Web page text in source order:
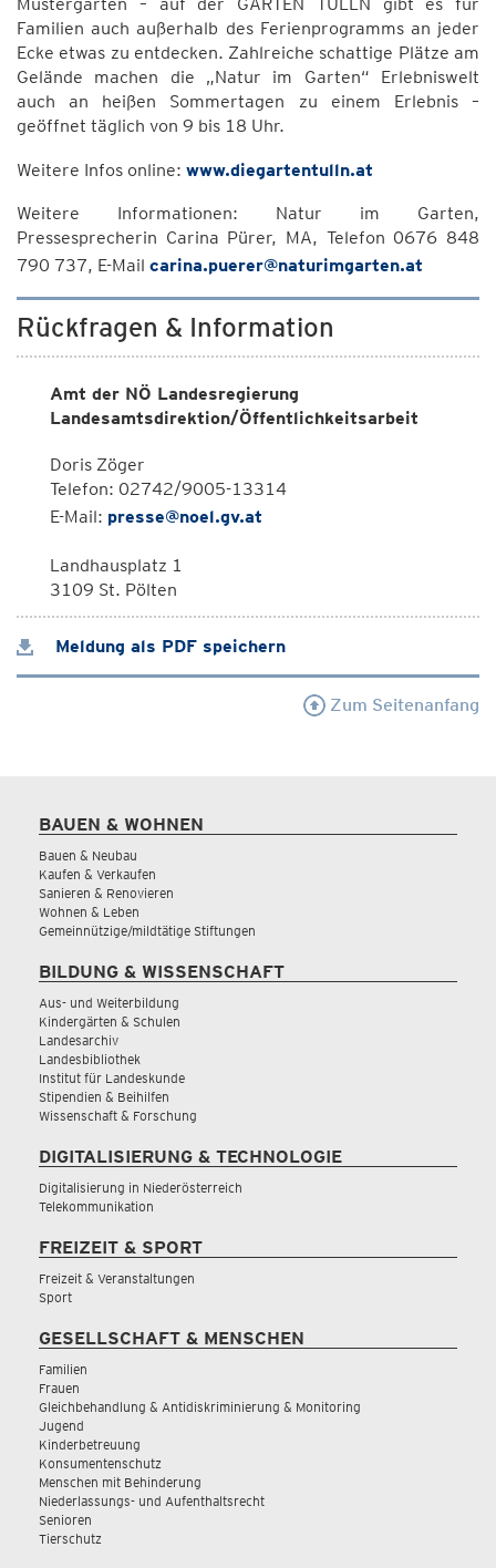
Familien auch außerhalb des Ferienprogramms an jeder
Ecke etwas zu entdecken. Zahlreiche schattige Plätze am
Gelände machen die „Natur im Garten“ Erlebniswelt
auch an heißen Sommertagen zu einem Erlebnis –
geöffnet täglich von 9 bis 18 Uhr.
Weitere Infos online: www.diegartentulln.at
Weitere Informationen: Natur im Garten,
Pressesprecherin Carina Pürer, MA, Telefon 0676 848
790 737, E-Mail carina.puerer@naturimgarten.at
Rückfragen & Information
Amt der NÖ Landesregierung
Landesamtsdirektion/Öffentlichkeitsarbeit
Doris Zöger
Telefon: 02742/9005-13314
E-Mail: presse@noel.gv.at
Landhausplatz 1
3109 St. Pölten
Meldung als PDF speichern
Zum Seitenanfang
BAUEN & WOHNEN
Bauen & Neubau
Kaufen & Verkaufen
Sanieren & Renovieren
Wohnen & Leben
Gemeinnützige/mildtätige Stiftungen
BILDUNG & WISSENSCHAFT
Aus- und Weiterbildung
Kindergärten & Schulen
Landesarchiv
Landesbibliothek
Institut für Landeskunde
Stipendien & Beihilfen
Wissenschaft & Forschung
DIGITALISIERUNG & TECHNOLOGIE
Digitalisierung in Niederösterreich
Telekommunikation
FREIZEIT & SPORT
Freizeit & Veranstaltungen
Sport
GESELLSCHAFT & MENSCHEN
Familien
Frauen
Gleichbehandlung & Antidiskriminierung & Monitoring
Jugend
Kinderbetreuung
Konsumentenschutz
Menschen mit Behinderung
Niederlassungs- und Aufenthaltsrecht
Senioren
Tierschutz